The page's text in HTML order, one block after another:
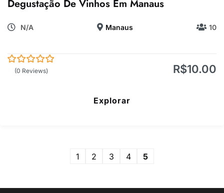
Degustação De Vinhos Em Manaus
N/A Manaus 10
R$10.00
(0 Reviews)
Explorar
1 2 3 4 5